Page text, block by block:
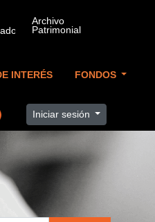
INTERÉS FONDOS
Iniciar sesión